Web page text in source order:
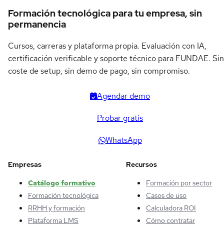
Formación tecnológica para tu empresa, sin
permanencia
Cursos, carreras y plataforma propia. Evaluación con IA,
certificación verificable y soporte técnico para FUNDAE. Sin
coste de setup, sin demo de pago, sin compromiso.
Agendar demo
Probar gratis
WhatsApp
Empresas
Catálogo formativo
Formación tecnológica
RRHH y formación
Plataforma LMS
Recursos
Formación por sector
Casos de uso
Calculadora ROI
Cómo contratar